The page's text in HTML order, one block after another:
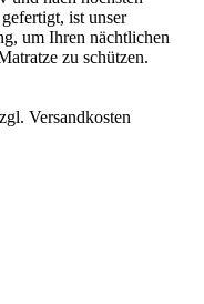
ist unser
um Ihren nächtlichen
zu schützen.
Versandkosten